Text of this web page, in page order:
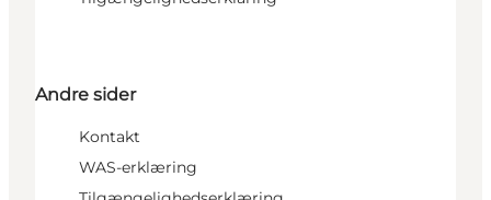
Andre sider
Kontakt
WAS-erklæring